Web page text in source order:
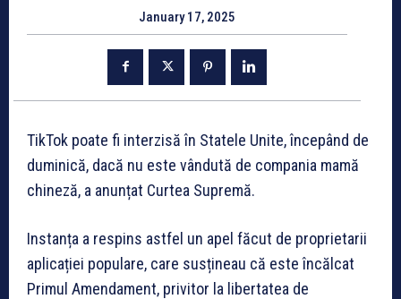
January 17, 2025
TikTok poate fi interzisă în Statele Unite, începând de
duminică, dacă nu este vândută de compania mamă
chineză, a anunțat Curtea Supremă.
Instanța a respins astfel un apel făcut de proprietarii
aplicației populare, care susțineau că este încălcat
Primul Amendament, privitor la libertatea de